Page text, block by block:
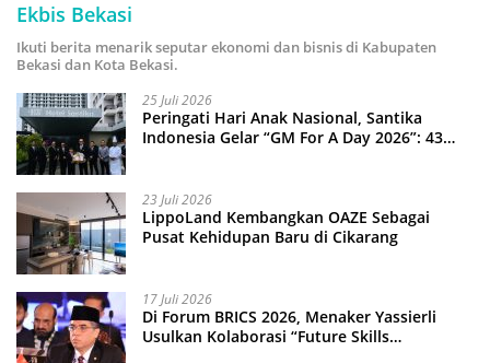
Ekbis Bekasi
Ikuti berita menarik seputar ekonomi dan bisnis di Kabupaten
Bekasi dan Kota Bekasi.
25 Juli 2026
Peringati Hari Anak Nasional, Santika
Indonesia Gelar “GM For A Day 2026”: 43
23 Juli 2026
LippoLand Kembangkan OAZE Sebagai
Pusat Kehidupan Baru di Cikarang
17 Juli 2026
Di Forum BRICS 2026, Menaker Yassierli
Usulkan Kolaborasi “Future Skills